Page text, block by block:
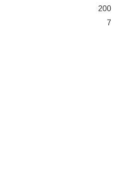
200
7